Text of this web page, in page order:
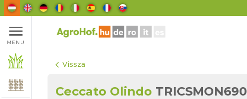
menu
MENU
arrow_back_ios Vissza
Ceccato Olindo TRICSMON690